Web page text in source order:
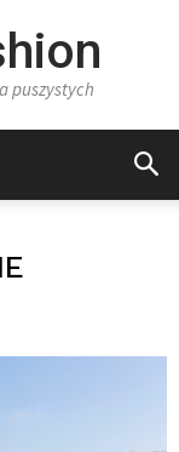
puszystych